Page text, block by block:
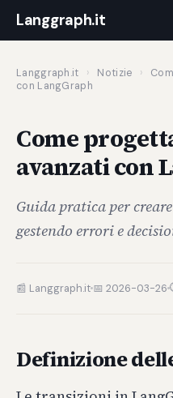
Langgraph.it
Langgraph.it › Notizie ›
con LangGraph
Come
avanzati con
Guida pratica per
gestendo errori e
📰 Langgraph.it 📅 2026-03-26
Definizione